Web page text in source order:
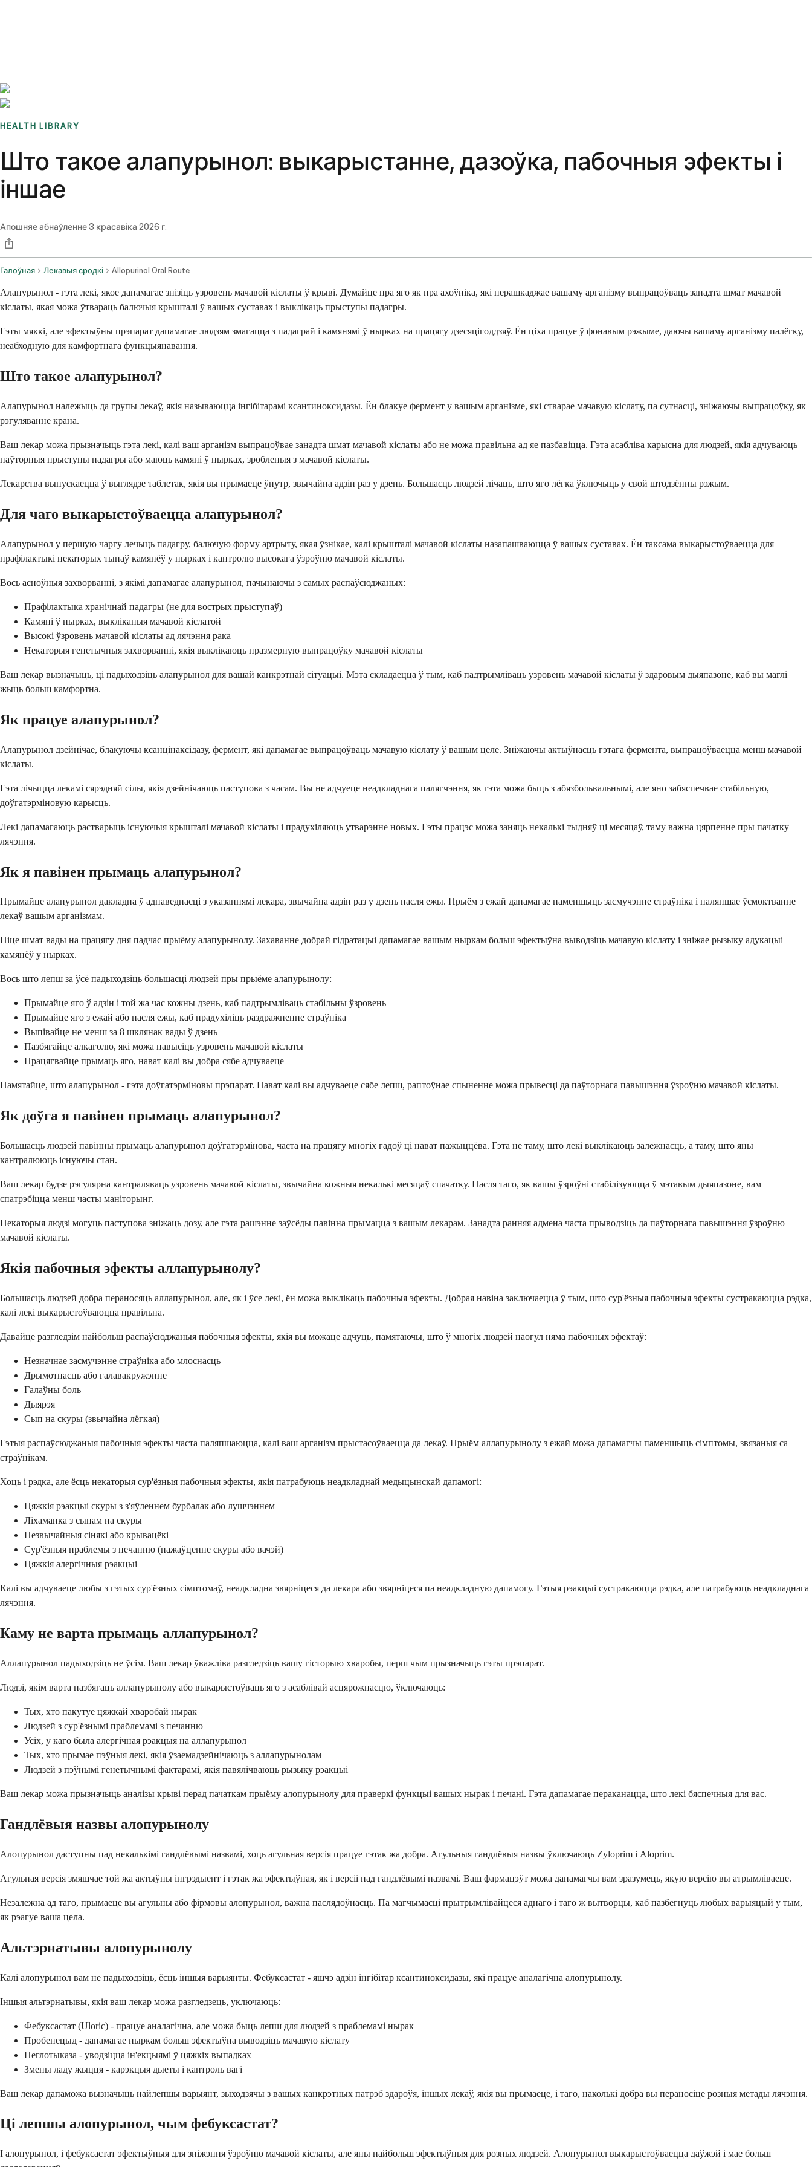
HEALTH LIBRARY
Што такое алапурынол: выкарыстанне, дазоўка, пабочныя эфекты і
іншае
Апошняе абнаўленне3 красавіка 2026 г.
Галоўная Лекавыя сродкі Allopurinol Oral Route
Алапурынол - гэта лекі, якое дапамагае знізіць узровень мачавой кіслаты ў крыві. Думайце пра яго як пра ахоўніка, які перашкаджае вашаму арганізму выпрацоўваць занадта шмат мачавой
кіслаты, якая можа ўтвараць балючыя крышталі ў вашых суставах і выклікаць прыступы падагры.
Гэты мяккі, але эфектыўны прэпарат дапамагае людзям змагацца з падаграй і камянямі ў нырках на працягу дзесяцігоддзяў. Ён ціха працуе ў фонавым рэжыме, даючы вашаму арганізму палёгку,
неабходную для камфортнага функцыянавання.
Што такое алапурынол?
Алапурынол належыць да групы лекаў, якія называюцца інгібітарамі ксантиноксидазы. Ён блакуе фермент у вашым арганізме, які стварае мачавую кіслату, па сутнасці, зніжаючы выпрацоўку, як
рэгуляванне крана.
Ваш лекар можа прызначыць гэта лекі, калі ваш арганізм выпрацоўвае занадта шмат мачавой кіслаты або не можа правільна ад яе пазбавіцца. Гэта асабліва карысна для людзей, якія адчуваюць
паўторныя прыступы падагры або маюць камяні ў нырках, зробленыя з мачавой кіслаты.
Лекарства выпускаецца ў выглядзе таблетак, якія вы прымаеце ўнутр, звычайна адзін раз у дзень. Большасць людзей лічаць, што яго лёгка ўключыць у свой штодзённы рэжым.
Для чаго выкарыстоўваецца алапурынол?
Алапурынол у першую чаргу лечыць падагру, балючую форму артрыту, якая ўзнікае, калі крышталі мачавой кіслаты назапашваюцца ў вашых суставах. Ён таксама выкарыстоўваецца для
прафілактыкі некаторых тыпаў камянёў у нырках і кантролю высокага ўзроўню мачавой кіслаты.
Вось асноўныя захворванні, з якімі дапамагае алапурынол, пачынаючы з самых распаўсюджаных:
Прафілактыка хранічнай падагры (не для вострых прыступаў)
Камяні ў нырках, выкліканыя мачавой кіслатой
Высокі ўзровень мачавой кіслаты ад лячэння рака
Некаторыя генетычныя захворванні, якія выклікаюць празмерную выпрацоўку мачавой кіслаты
Ваш лекар вызначыць, ці падыходзіць алапурынол для вашай канкрэтнай сітуацыі. Мэта складаецца ў тым, каб падтрымліваць узровень мачавой кіслаты ў здаровым дыяпазоне, каб вы маглі
жыць больш камфортна.
Як працуе алапурынол?
Алапурынол дзейнічае, блакуючы ксанцінаксiдазу, фермент, які дапамагае выпрацоўваць мачавую кіслату ў вашым целе. Зніжаючы актыўнасць гэтага фермента, выпрацоўваецца менш мачавой
кіслаты.
Гэта лічыцца лекамі сярэдняй сілы, якія дзейнічаюць паступова з часам. Вы не адчуеце неадкладнага палягчэння, як гэта можа быць з абязбольвальнымі, але яно забяспечвае стабільную,
доўгатэрміновую карысць.
Лекі дапамагаюць растварыць існуючыя крышталі мачавой кіслаты і прадухіляюць утварэнне новых. Гэты працэс можа заняць некалькі тыдняў ці месяцаў, таму важна цярпенне пры пачатку
лячэння.
Як я павінен прымаць алапурынол?
Прымайце алапурынол дакладна ў адпаведнасці з указаннямі лекара, звычайна адзін раз у дзень пасля ежы. Прыём з ежай дапамагае паменшыць засмучэнне страўніка і паляпшае ўсмоктванне
лекаў вашым арганізмам.
Піце шмат вады на працягу дня падчас прыёму алапурынолу. Захаванне добрай гідратацыі дапамагае вашым ныркам больш эфектыўна выводзіць мачавую кіслату і зніжае рызыку адукацыі
камянёў у нырках.
Вось што лепш за ўсё падыходзіць большасці людзей пры прыёме алапурынолу:
Прымайце яго ў адзін і той жа час кожны дзень, каб падтрымліваць стабільны ўзровень
Прымайце яго з ежай або пасля ежы, каб прадухіліць раздражненне страўніка
Выпівайце не менш за 8 шклянак вады ў дзень
Пазбягайце алкаголю, які можа павысіць узровень мачавой кіслаты
Працягвайце прымаць яго, нават калі вы добра сябе адчуваеце
Памятайце, што алапурынол - гэта доўгатэрміновы прэпарат. Нават калі вы адчуваеце сябе лепш, раптоўнае спыненне можа прывесці да паўторнага павышэння ўзроўню мачавой кіслаты.
Як доўга я павінен прымаць алапурынол?
Большасць людзей павінны прымаць алапурынол доўгатэрмінова, часта на працягу многіх гадоў ці нават пажыццёва. Гэта не таму, што лекі выклікаюць залежнасць, а таму, што яны
кантралююць існуючы стан.
Ваш лекар будзе рэгулярна кантраляваць узровень мачавой кіслаты, звычайна кожныя некалькі месяцаў спачатку. Пасля таго, як вашы ўзроўні стабілізуюцца ў мэтавым дыяпазоне, вам
спатрэбіцца менш часты маніторынг.
Некаторыя людзі могуць паступова зніжаць дозу, але гэта рашэнне заўсёды павінна прымацца з вашым лекарам. Занадта ранняя адмена часта прыводзіць да паўторнага павышэння ўзроўню
мачавой кіслаты.
Якія пабочныя эфекты аллапурынолу?
Большасць людзей добра пераносяць аллапурынол, але, як і ўсе лекі, ён можа выклікаць пабочныя эфекты. Добрая навіна заключаецца ў тым, што сур'ёзныя пабочныя эфекты сустракаюцца рэдка,
калі лекі выкарыстоўваюцца правільна.
Давайце разгледзім найбольш распаўсюджаныя пабочныя эфекты, якія вы можаце адчуць, памятаючы, што ў многіх людзей наогул няма пабочных эфектаў:
Незначнае засмучэнне страўніка або млоснасць
Дрымотнасць або галавакружэнне
Галаўны боль
Дыярэя
Сып на скуры (звычайна лёгкая)
Гэтыя распаўсюджаныя пабочныя эфекты часта паляпшаюцца, калі ваш арганізм прыстасоўваецца да лекаў. Прыём аллапурынолу з ежай можа дапамагчы паменшыць сімптомы, звязаныя са
страўнікам.
Хоць і рэдка, але ёсць некаторыя сур'ёзныя пабочныя эфекты, якія патрабуюць неадкладнай медыцынскай дапамогі:
Цяжкія рэакцыі скуры з з'яўленнем бурбалак або лушчэннем
Ліхаманка з сыпам на скуры
Незвычайныя сінякі або крывацёкі
Сур'ёзныя праблемы з печанню (пажаўценне скуры або вачэй)
Цяжкія алергічныя рэакцыі
Калі вы адчуваеце любы з гэтых сур'ёзных сімптомаў, неадкладна звярніцеся да лекара або звярніцеся па неадкладную дапамогу. Гэтыя рэакцыі сустракаюцца рэдка, але патрабуюць неадкладнага
лячэння.
Каму не варта прымаць аллапурынол?
Аллапурынол падыходзіць не ўсім. Ваш лекар ўважліва разгледзіць вашу гісторыю хваробы, перш чым прызначыць гэты прэпарат.
Людзі, якім варта пазбягаць аллапурынолу або выкарыстоўваць яго з асаблівай асцярожнасцю, ўключаюць:
Тых, хто пакутуе цяжкай хваробай нырак
Людзей з сур'ёзнымі праблемамі з печанню
Усіх, у каго была алергічная рэакцыя на аллапурынол
Тых, хто прымае пэўныя лекі, якія ўзаемадзейнічаюць з аллапурынолам
Людзей з пэўнымі генетычнымі фактарамі, якія павялічваюць рызыку рэакцыі
Ваш лекар можа прызначыць аналізы крыві перад пачаткам прыёму алопурынолу для праверкі функцыі вашых нырак і печані. Гэта дапамагае пераканацца, што лекі бяспечныя для вас.
Гандлёвыя назвы алопурынолу
Алопурынол даступны пад некалькімі гандлёвымі назвамі, хоць агульная версія працуе гэтак жа добра. Агульныя гандлёвыя назвы ўключаюць Zyloprim і Aloprim.
Агульная версія змяшчае той жа актыўны інгрэдыент і гэтак жа эфектыўная, як і версіі пад гандлёвымі назвамі. Ваш фармацэўт можа дапамагчы вам зразумець, якую версію вы атрымліваеце.
Незалежна ад таго, прымаеце вы агульны або фірмовы алопурынол, важна паслядоўнасць. Па магчымасці прытрымлівайцеся аднаго і таго ж вытворцы, каб пазбегнуць любых варыяцый у тым,
як рэагуе ваша цела.
Альтэрнатывы алопурынолу
Калі алопурынол вам не падыходзіць, ёсць іншыя варыянты. Фебуксастат - яшчэ адзін інгібітар ксантиноксидазы, які працуе аналагічна алопурынолу.
Іншыя альтэрнатывы, якія ваш лекар можа разгледзець, уключаюць:
Фебуксастат (Uloric) - працуе аналагічна, але можа быць лепш для людзей з праблемамі нырак
Пробенецыд - дапамагае ныркам больш эфектыўна выводзіць мачавую кіслату
Пеглотыказа - уводзіцца ін'екцыямі ў цяжкіх выпадках
Змены ладу жыцця - карэкцыя дыеты і кантроль вагі
Ваш лекар дапаможа вызначыць найлепшы варыянт, зыходзячы з вашых канкрэтных патрэб здароўя, іншых лекаў, якія вы прымаеце, і таго, наколькі добра вы пераносіце розныя метады лячэння.
Ці лепшы алопурынол, чым фебуксастат?
І алопурынол, і фебуксастат эфектыўныя для зніжэння ўзроўню мачавой кіслаты, але яны найбольш эфектыўныя для розных людзей. Алопурынол выкарыстоўваецца даўжэй і мае больш